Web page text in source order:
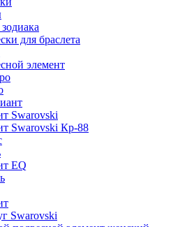
для браслета
элемент
Swarovski
Swarovski Кр-88
EQ
Swarovski